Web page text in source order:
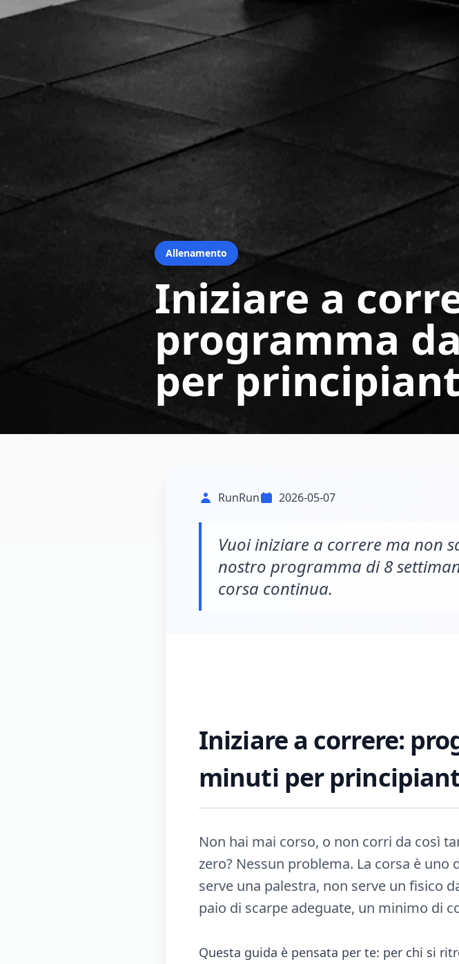
Allenamento
Iniziare a
programma
per
RunRun 2026-05-07
Vuoi iniziare a correre ma non
nostro programma di 8
corsa continua.
Iniziare a correre:
minuti per
Non hai mai corso, o non corri da così
zero? Nessun problema. La corsa è
serve una palestra, non serve un fisico
paio di scarpe adeguate, un minimo di
Questa guida è pensata per te: per chi si